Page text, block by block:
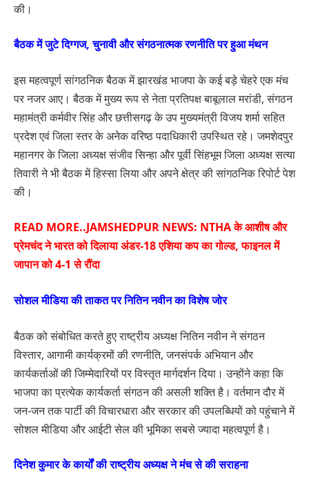
की।
बैठक में जुटे दिग्गज, चुनावी और संगठनात्मक रणनीति पर हुआ मंथन
इस महत्वपूर्ण सांगठनिक बैठक में झारखंड भाजपा के कई बड़े चेहरे एक मंच
पर नजर आए। बैठक में मुख्य रूप से नेता प्रतिपक्ष बाबूलाल मरांडी, संगठन
महामंत्री कर्मवीर सिंह और छत्तीसगढ़ के उप मुख्यमंत्री विजय शर्मा सहित
प्रदेश एवं जिला स्तर के अनेक वरिष्ठ पदाधिकारी उपस्थित रहे। जमशेदपुर
महानगर के जिला अध्यक्ष संजीव सिन्हा और पूर्वी सिंहभूम जिला अध्यक्ष सत्या
तिवारी ने भी बैठक में हिस्सा लिया और अपने क्षेत्र की सांगठनिक रिपोर्ट पेश
की।
READ MORE..JAMSHEDPUR NEWS: NTHA के आशीष और
प्रेमचंद ने भारत को दिलाया अंडर-18 एशिया कप का गोल्ड, फाइनल में
जापान को 4-1 से रौंदा
सोशल मीडिया की ताकत पर नितिन नवीन का विशेष जोर
बैठक को संबोधित करते हुए राष्ट्रीय अध्यक्ष नितिन नवीन ने संगठन
विस्तार, आगामी कार्यक्रमों की रणनीति, जनसंपर्क अभियान और
कार्यकर्ताओं की जिम्मेदारियों पर विस्तृत मार्गदर्शन दिया। उन्होंने कहा कि
भाजपा का प्रत्येक कार्यकर्ता संगठन की असली शक्ति है। वर्तमान दौर में
जन-जन तक पार्टी की विचारधारा और सरकार की उपलब्धियों को पहुंचाने में
सोशल मीडिया और आईटी सेल की भूमिका सबसे ज्यादा महत्वपूर्ण है।
दिनेश कुमार के कार्यों की राष्ट्रीय अध्यक्ष ने मंच से की सराहना